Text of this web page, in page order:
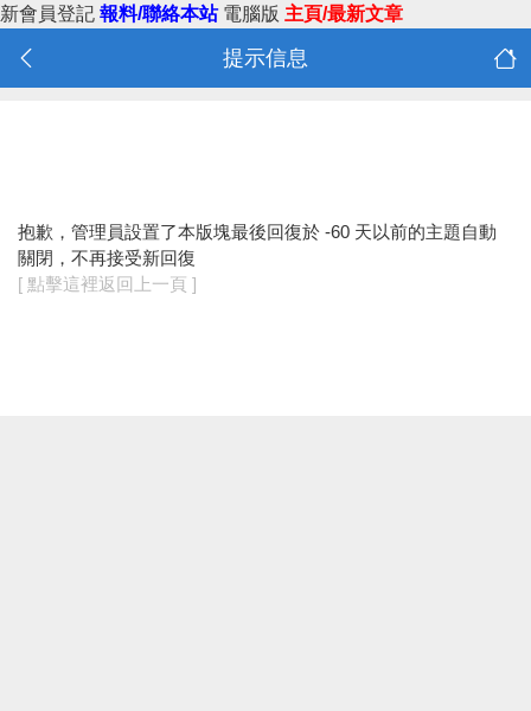
新會員登記 報料/聯絡本站 電腦版 主頁/最新文章
提示信息
抱歉，管理員設置了本版塊最後回復於 -60 天以前的主題自動
關閉，不再接受新回復
[ 點擊這裡返回上一頁 ]